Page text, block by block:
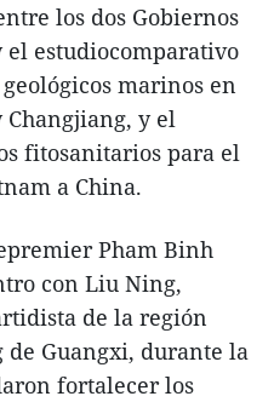
los dos Gobiernos
el estudiocomparativo
marinos en
Changjiang, y el
fitosanitarios para el
a China.
Pham Binh
con Liu Ning,
de la región
de Guangxi, durante la
fortalecer los